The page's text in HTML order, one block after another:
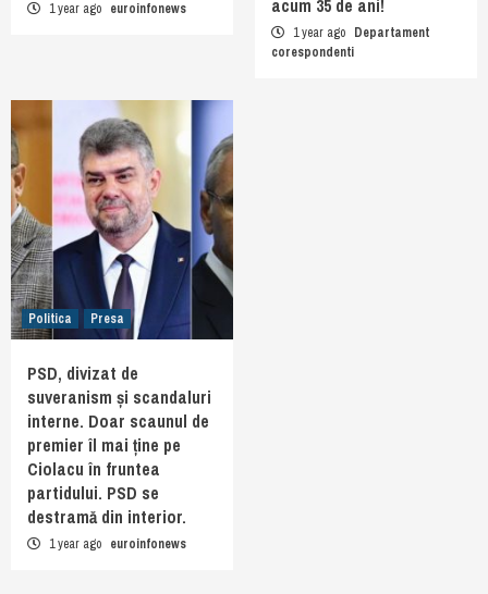
1 year ago euroinfonews
acum 35 de ani!
1 year ago Departament
corespondenti
Politica Presa
PSD, divizat de
suveranism și scandaluri
interne. Doar scaunul de
premier îl mai ține pe
Ciolacu în fruntea
partidului. PSD se
destramă din interior.
1 year ago euroinfonews